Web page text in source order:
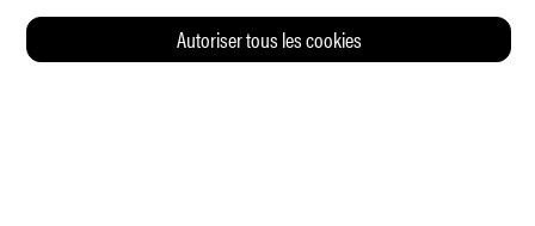
Autoriser tous les cookies